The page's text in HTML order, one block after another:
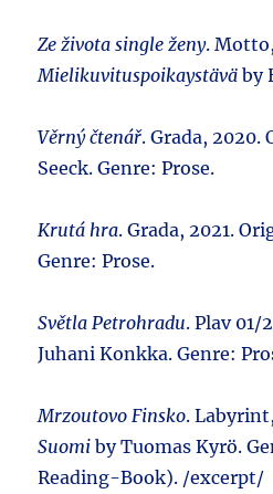
Ze života single ženy.
Mielikuvituspoikaystävä by
Věrný čtenář. Grada,
Seeck. Genre: Prose.
Krutá hra. Grada, 2021.
Genre: Prose.
Světla Petrohradu. Plav
Juhani Konkka. Genre:
Mrzoutovo Finsko.
Suomi by Tuomas Kyrö.
Reading-Book). /excerpt/